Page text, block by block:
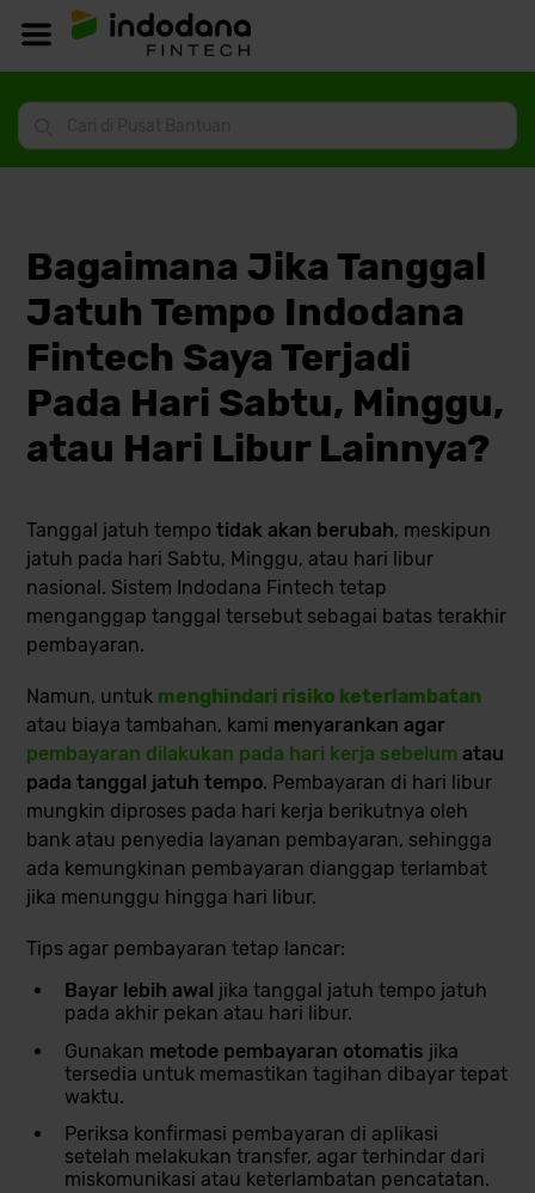
Bagaimana Jika Tanggal
Jatuh Tempo Indodana
Fintech Saya Terjadi
Pada Hari Sabtu, Minggu,
atau Hari Libur Lainnya?
Tanggal jatuh tempotidak akan berubah, meskipun
jatuh pada hari Sabtu, Minggu, atau hari libur
nasional. Sistem Indodana Fintech tetap
menganggap tanggal tersebut sebagai batas terakhir
pembayaran.
Namun, untuk menghindari risiko keterlambatan
atau biaya tambahan, kami menyarankan agar
pembayaran dilakukan pada hari kerja sebelum atau
pada tanggal jatuh tempo. Pembayaran di hari libur
mungkin diproses pada hari kerja berikutnya oleh
bank atau penyedia layanan pembayaran, sehingga
ada kemungkinan pembayaran dianggap terlambat
jika menunggu hingga hari libur.
Tips agar pembayaran tetap lancar:
Bayar lebih awal jika tanggal jatuh tempo jatuh
pada akhir pekan atau hari libur.
Gunakan metode pembayaran otomatis jika
tersedia untuk memastikan tagihan dibayar tepat
waktu.
Periksa konfirmasi pembayaran di aplikasi
setelah melakukan transfer, agar terhindar dari
miskomunikasi atau keterlambatan pencatatan.